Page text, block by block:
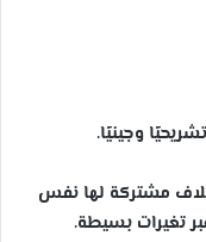
وجينيًا.
مشتركة لها نفس
تغيرات بسيطة.